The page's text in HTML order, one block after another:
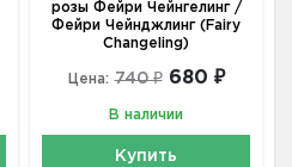
розы Фейри Чейнгелинг /
Фейри Чейнджлинг (Fairy
Changeling)
Цена: 740 ₽ 680 ₽
В наличии
Купить